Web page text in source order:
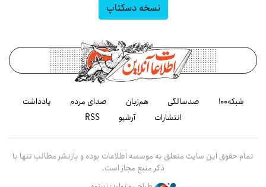
نسخه دسکتاپ
شبکه۱۰۰ صدسالگی هم‌زبان صدای مردم
یادداشت
انتشارات
آرشیو RSS
تمام حقوق این سایت متعلق به موسسه اطلاعات بوده و بازنشر مطالب تنها با
ذکر منبع مجاز است.